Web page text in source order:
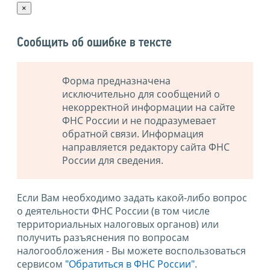
×
Сообщить об ошибке в тексте
Форма предназначена
исключительно для сообщений о
некорректной информации на сайте
ФНС России и не подразумевает
обратной связи. Информация
направляется редактору сайта ФНС
России для сведения.
Если Вам необходимо задать какой-либо вопрос
о деятельности ФНС России (в том числе
территориальных налоговых органов) или
получить разъяснения по вопросам
налогообложения - Вы можете воспользоваться
сервисом "Обратиться в ФНС России".